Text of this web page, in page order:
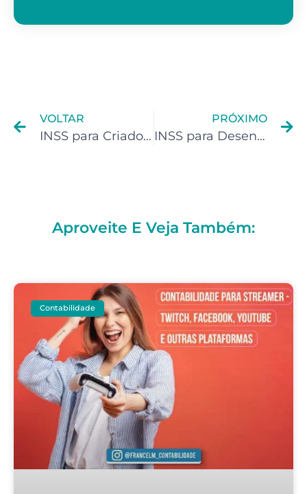
VOLTAR
INSS para Criadores de Conteúdo: Contribua para se aposentar
PRÓXIMO
INSS para Desenvolvedores: Contribua para se aposentar
Aproveite E Veja Também:
Contabilidade